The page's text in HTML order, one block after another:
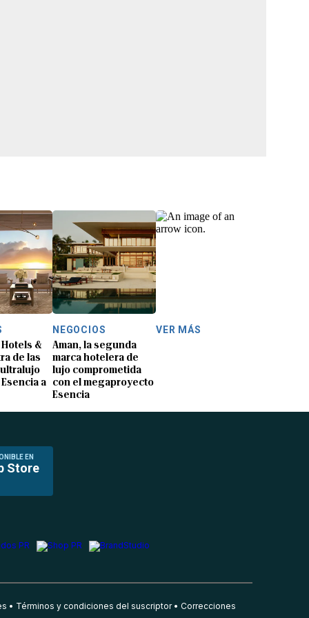
&
de las
a
NEGOCIOS
Aman, la segunda
marca hotelera de
lujo comprometida
con el megaproyecto
Esencia
VER MÁS
EN
Store
Términos y condiciones del suscriptor Correcciones